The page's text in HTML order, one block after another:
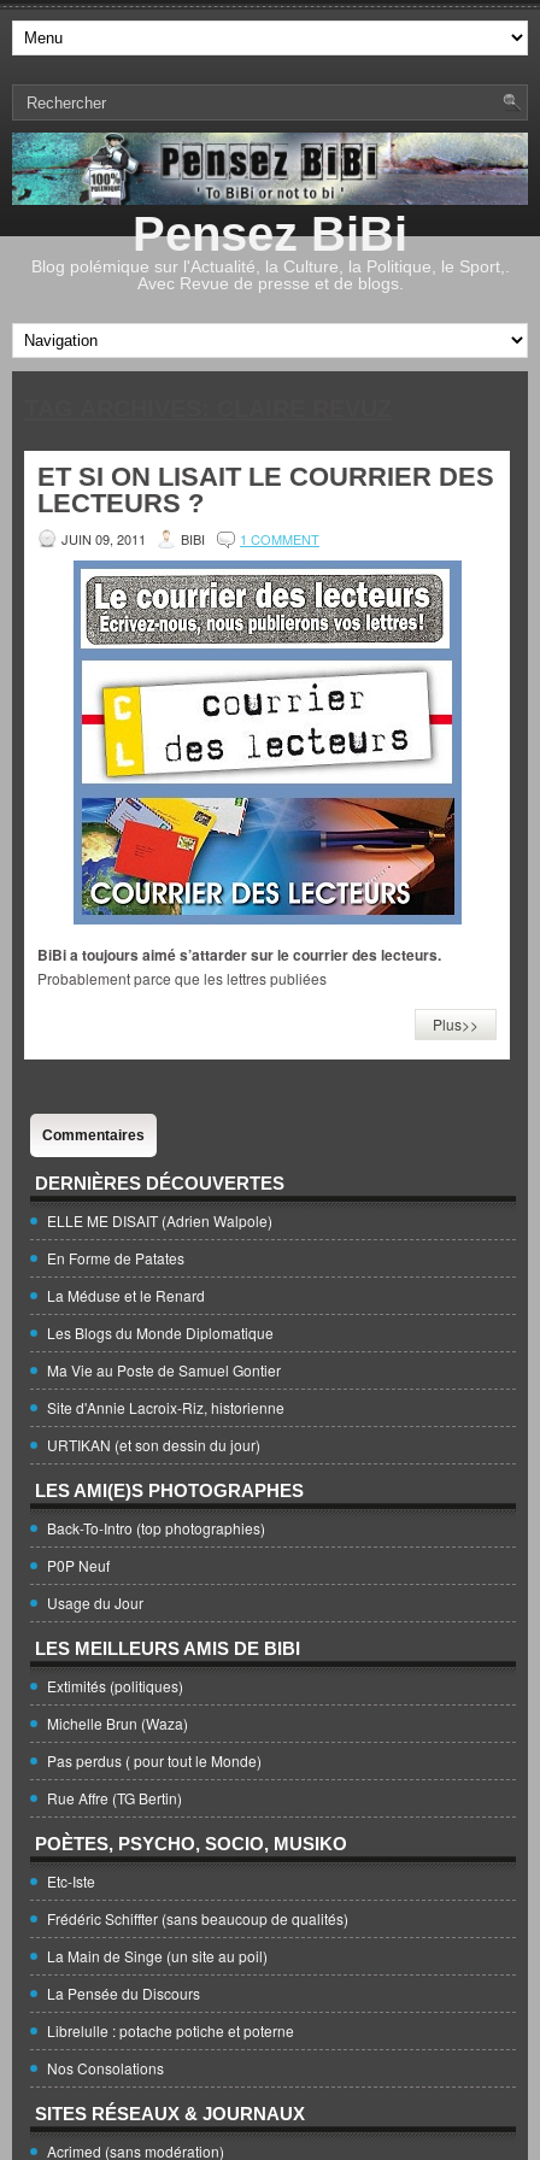
Pensez BiBi
Blog polémique sur l'Actualité, la Culture, la Politique, le Sport,.
Avec Revue de presse et de blogs.
ET SI ON LISAIT LE COURRIER DES
LECTEURS ?
JUIN 09, 2011 BIBI 1 COMMENT
BiBi a toujours aimé s’attarder sur le courrier des lecteurs.
Probablement parce que les lettres publiées
Plus>>
Commentaires
DERNIÈRES DÉCOUVERTES
ELLE ME DISAIT (Adrien Walpole)
En Forme de Patates
La Méduse et le Renard
Les Blogs du Monde Diplomatique
Ma Vie au Poste de Samuel Gontier
Site d'Annie Lacroix-Riz, historienne
URTIKAN (et son dessin du jour)
LES AMI(E)S PHOTOGRAPHES
Back-To-Intro (top photographies)
P0P Neuf
Usage du Jour
LES MEILLEURS AMIS DE BIBI
Extimités (politiques)
Michelle Brun (Waza)
Pas perdus ( pour tout le Monde)
Rue Affre (TG Bertin)
POÈTES, PSYCHO, SOCIO, MUSIKO
Etc-Iste
Frédéric Schiffter (sans beaucoup de qualités)
La Main de Singe (un site au poil)
La Pensée du Discours
Librelulle : potache potiche et poterne
Nos Consolations
SITES RÉSEAUX & JOURNAUX
Acrimed (sans modération)